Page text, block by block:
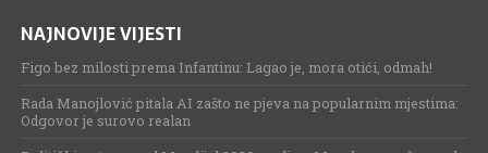
NAJNOVIJE VIJESTI
Figo bez milosti prema Infantinu: Lagao je, mora otići, odmah!
Rada Manojlović pitala AI zašto ne pjeva na popularnim mjestima:
Odgovor je surovo realan